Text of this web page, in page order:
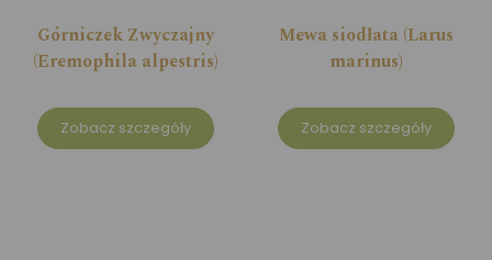
Górniczek Zwyczajny
(Eremophila alpestris)
Zobacz szczegóły
Mewa siodłata (Larus
marinus)
Zobacz szczegóły